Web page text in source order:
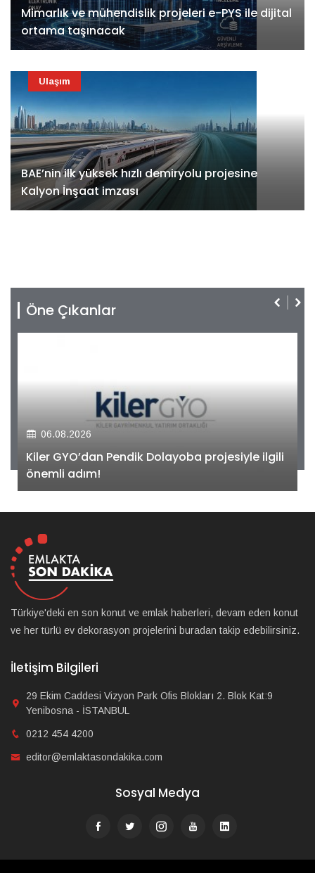
Mimarlık ve mühendislik projeleri e-PYS ile dijital
ortama taşınacak
BAE’nin ilk yüksek hızlı demiryolu projesine
Kalyon İnşaat imzası
Ulaşım
Öne Çıkanlar
06.08.2026
Kiler GYO’dan Pendik Dolayoba projesiyle ilgili
önemli adım!
Türkiye'deki en son konut ve emlak haberleri, devam eden konut
ve her türlü ev dekorasyon projelerini buradan takip edebilirsiniz.
İletişim Bilgileri
29 Ekim Caddesi Vizyon Park Ofis Blokları 2. Blok Kat:9
Yenibosna - İSTANBUL
0212 454 4200
editor@emlaktasondakika.com
Sosyal Medya